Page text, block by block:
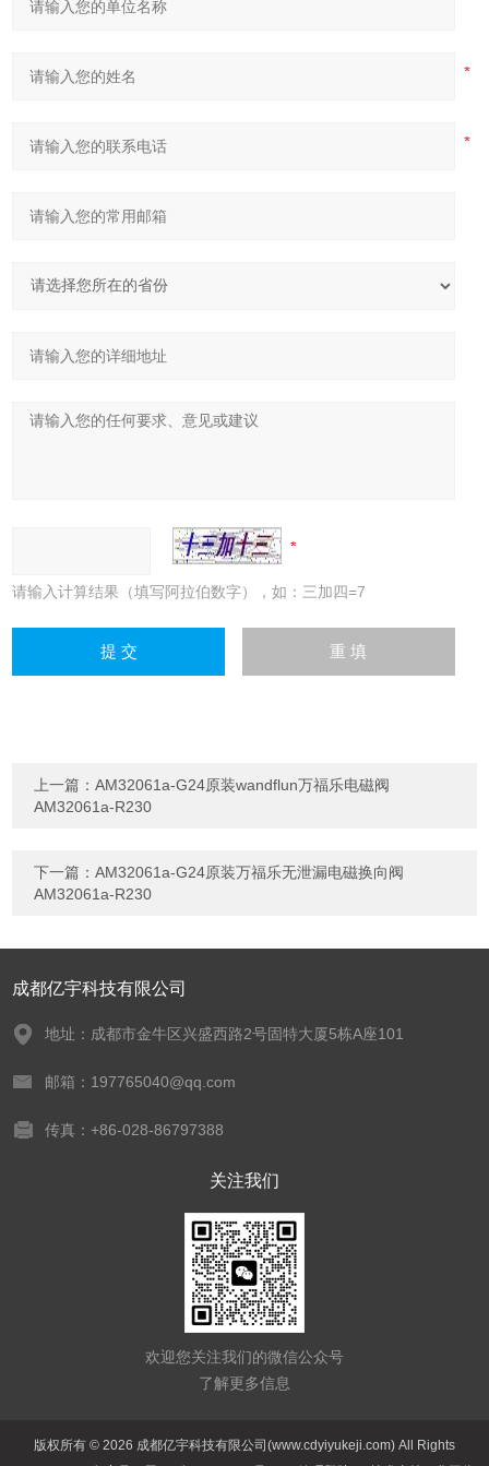
请输入计算结果（填写阿拉伯数字），如：三加四=7
上一篇：AM32061a-G24原装wandflun万福乐电磁阀
AM32061a-R230
下一篇：AM32061a-G24原装万福乐无泄漏电磁换向阀
AM32061a-R230
成都亿宇科技有限公司
地址：成都市金牛区兴盛西路2号固特大厦5栋A座101
邮箱：197765040@qq.com
传真：+86-028-86797388
关注我们
欢迎您关注我们的微信公众号
了解更多信息
版权所有 © 2026 成都亿宇科技有限公司(www.cdyiyukeji.com) All Rights